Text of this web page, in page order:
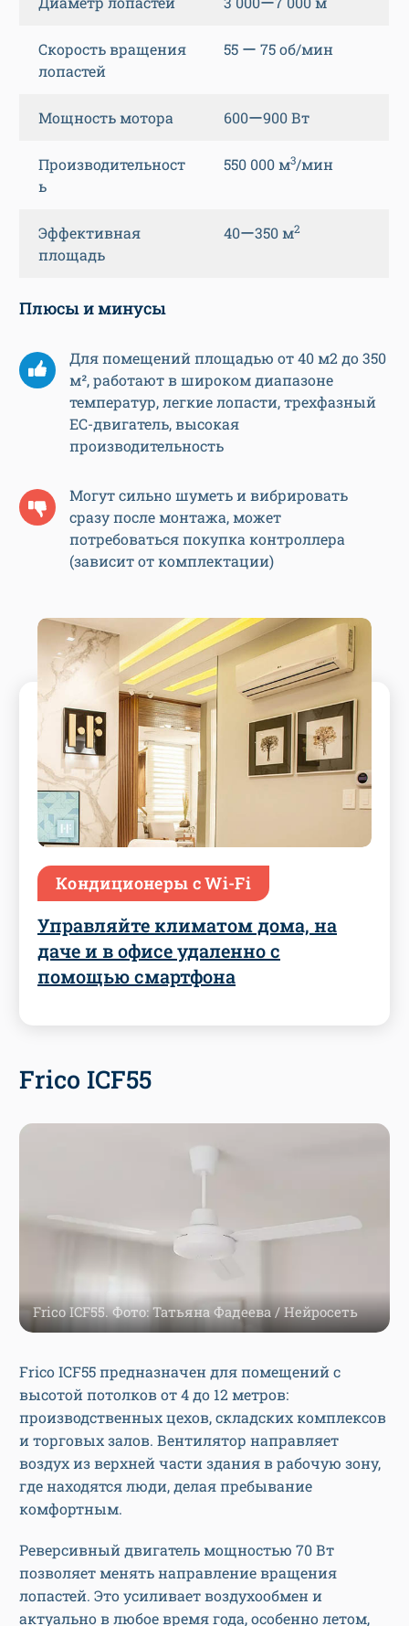
Скорость вращения
лопастей
55 ー 75 об/мин
Мощность мотора 600ー900 Вт
Производительност
ь
550 000 м3/мин
Эффективная
площадь
40ー350 м2
Плюсы и минусы
Для помещений площадью от 40 м2 до 350
м², работают в широком диапазоне
температур, легкие лопасти, трехфазный
ЕС-двигатель, высокая
производительность
Могут сильно шуметь и вибрировать
сразу после монтажа, может
потребоваться покупка контроллера
(зависит от комплектации)
Кондиционеры с Wi-Fi
Управляйте климатом дома, на
даче и в офисе удаленно с
помощью смартфона
Frico ICF55
Frico ICF55. Фото: Татьяна Фадеева / Нейросеть
Frico ICF55 предназначен для помещений с
высотой потолков от 4 до 12 метров:
производственных цехов, складских комплексов
и торговых залов. Вентилятор направляет
воздух из верхней части здания в рабочую зону,
где находятся люди, делая пребывание
комфортным.
Реверсивный двигатель мощностью 70 Вт
позволяет менять направление вращения
лопастей. Это усиливает воздухообмен и
актуально в любое время года, особенно летом,